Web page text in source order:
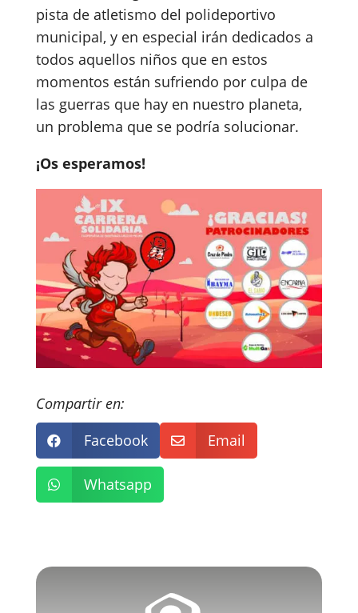
pista de atletismo del polideportivo
municipal, y en especial irán dedicados a
todos aquellos niños que en estos
momentos están sufriendo por culpa de
las guerras que hay en nuestro planeta,
un problema que se podría solucionar.
¡Os esperamos!
Compartir en:
 Facebook  Email
 Whatsapp